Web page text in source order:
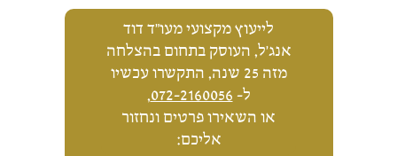
לייעוץ מקצועי מעו"ד דוד
אנג'ל, העוסק בתחום בהצלחה
מזה 25 שנה, התקשרו עכשיו
ל- 072-2160056
,
או השאירו פרטים ונחזור
אליכם: